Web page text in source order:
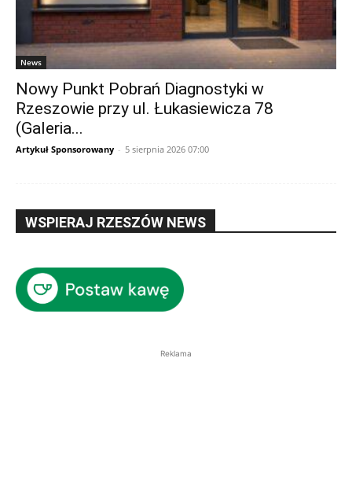
News
Nowy Punkt Pobrań Diagnostyki w
Rzeszowie przy ul. Łukasiewicza 78
(Galeria...
Artykuł Sponsorowany - 5 sierpnia 2026 07:00
WSPIERAJ RZESZÓW NEWS
Reklama